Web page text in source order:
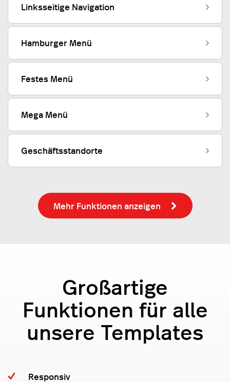
Linksseitige Navigation
Hamburger Menü
Festes Menü
Mega Menü
Geschäftsstandorte
Mehr Funktionen anzeigen
Großartige
Funktionen für alle
unsere Templates
Responsiv